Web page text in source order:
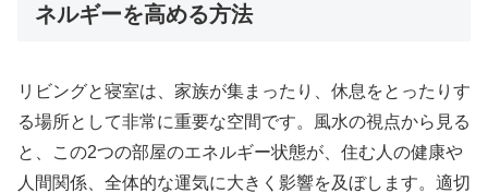
ネルギーを高める方法
リビングと寝室は、家族が集まったり、休息をとったりす
る場所として非常に重要な空間です。風水の視点から見る
と、この2つの部屋のエネルギー状態が、住む人の健康や
人間関係、全体的な運気に大きく影響を及ぼします。適切